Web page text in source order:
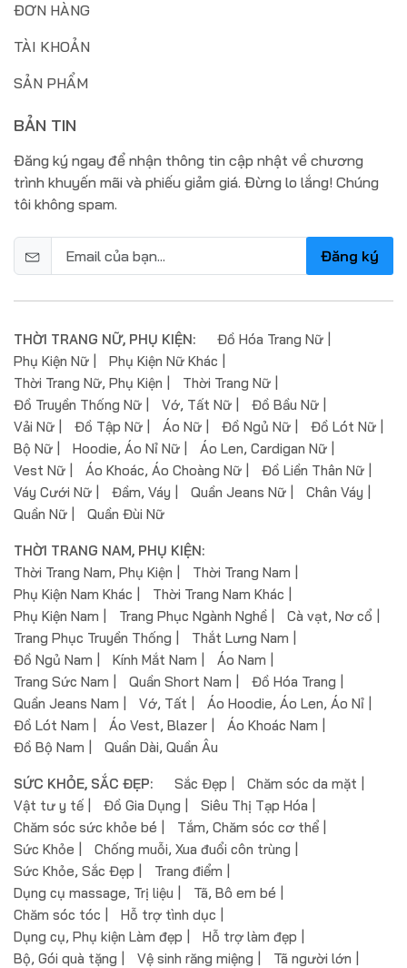
ĐƠN HÀNG
TÀI KHOẢN
SẢN PHẨM
BẢN TIN
Đăng ký ngay để nhận thông tin cập nhật về chương
trình khuyến mãi và phiếu giảm giá. Đừng lo lắng! Chúng
tôi không spam.
Đăng ký
THỜI TRANG NỮ, PHỤ KIỆN:
Đồ Hóa Trang Nữ
Phụ Kiện Nữ
Phụ Kiện Nữ Khác
Thời Trang Nữ, Phụ Kiện
Thời Trang Nữ
Đồ Truyền Thống Nữ
Vớ, Tất Nữ
Đồ Bầu Nữ
Vải Nữ
Đồ Tập Nữ Áo Nữ Đồ Ngủ Nữ
Đồ Lót Nữ
Bộ Nữ
Hoodie, Áo Nỉ Nữ
Áo Len, Cardigan Nữ
Vest Nữ
Áo Khoác, Áo Choàng Nữ
Đồ Liền Thân Nữ
Váy Cưới Nữ
Đầm, Váy Quần Jeans Nữ
Chân Váy
Quần Nữ
Quần Đùi Nữ
THỜI TRANG NAM, PHỤ KIỆN:
Thời Trang Nam, Phụ Kiện
Thời Trang Nam
Phụ Kiện Nam Khác
Thời Trang Nam Khác
Phụ Kiện Nam
Trang Phục Ngành Nghề
Cà vạt, Nơ cổ
Trang Phục Truyền Thống
Thắt Lưng Nam
Đồ Ngủ Nam
Kính Mắt Nam
Áo Nam
Trang Sức Nam
Quần Short Nam
Đồ Hóa Trang
Quần Jeans Nam
Vớ, Tất
Áo Hoodie, Áo Len, Áo Nỉ
Đồ Lót Nam
Áo Vest, Blazer
Áo Khoác Nam
Đồ Bộ Nam
Quần Dài, Quần Âu
SỨC KHỎE, SẮC ĐẸP: Sắc Đẹp
Chăm sóc da mặt
Vật tư y tế
Đồ Gia Dụng
Siêu Thị Tạp Hóa
Chăm sóc sức khỏe bé
Tắm, Chăm sóc cơ thể
Sức Khỏe
Chống muỗi, Xua đuổi côn trùng
Sức Khỏe, Sắc Đẹp
Trang điểm
Dụng cụ massage, Trị liệu
Tã, Bô em bé
Chăm sóc tóc
Hỗ trợ tình dục
Dụng cụ, Phụ kiện Làm đẹp
Hỗ trợ làm đẹp
Bộ, Gói quà tặng
Vệ sinh răng miệng Tã người lớn